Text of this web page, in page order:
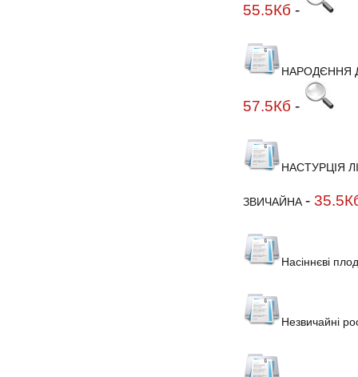
55.5Кб -
НАРОДЄННЯ
57.5Кб -
НАСТУРЦІЯ
ЗВИЧАЙНА -
Насіннєві
Незвичайні